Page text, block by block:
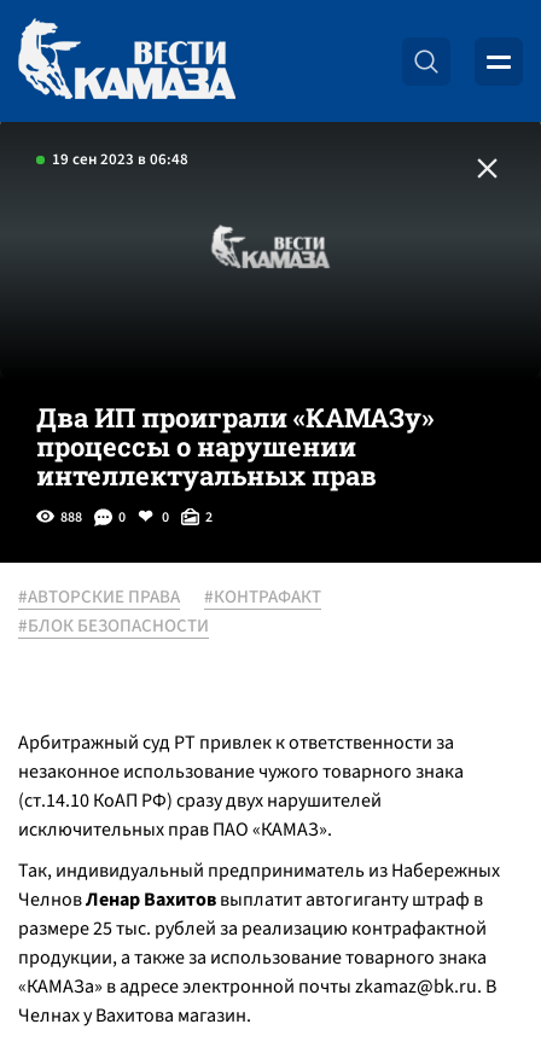
19 сен 2023 в 06:48
Два ИП проиграли «КАМАЗу»
процессы о нарушении
интеллектуальных прав
888 0 0 2
#АВТОРСКИЕ ПРАВА
#КОНТРАФАКТ
#БЛОК БЕЗОПАСНОСТИ
Арбитражный суд РТ привлек к ответственности за
незаконное использование чужого товарного знака
(ст.14.10 КоАП РФ) сразу двух нарушителей
исключительных прав ПАО «КАМАЗ».
Так, индивидуальный предприниматель из Набережных
ЧелновЛенар Вахитоввыплатит автогиганту штраф в
размере 25 тыс. рублей за реализацию контрафактной
продукции, а также за использование товарного знака
«КАМАЗа» в адресе электронной почты zkamaz@bk.ru. В
Челнах у Вахитова магазин.